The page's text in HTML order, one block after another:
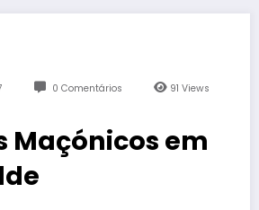
0 Comentários 91Views
Maçónicos em